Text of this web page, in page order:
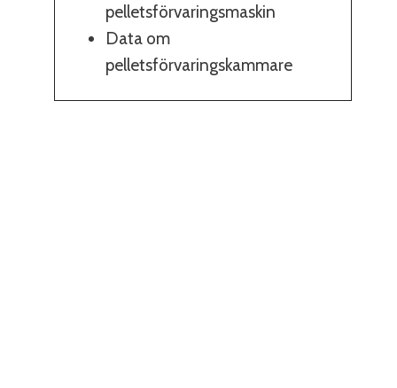
pelletsförvaringsmaskin
Data om
pelletsförvaringskammare